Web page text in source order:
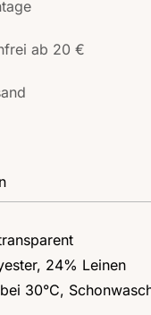
ab 20 €
24% Leinen
30°C,